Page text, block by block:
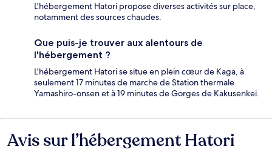
L'hébergement Hatori propose diverses activités sur place,
notamment des sources chaudes.
Que puis-je trouver aux alentours de
l'hébergement ?
L'hébergement Hatori se situe en plein cœur de Kaga, à
seulement 17 minutes de marche de Station thermale
Yamashiro-onsen et à 19 minutes de Gorges de Kakusenkei.
Avis
Avis sur l’hébergement Hatori